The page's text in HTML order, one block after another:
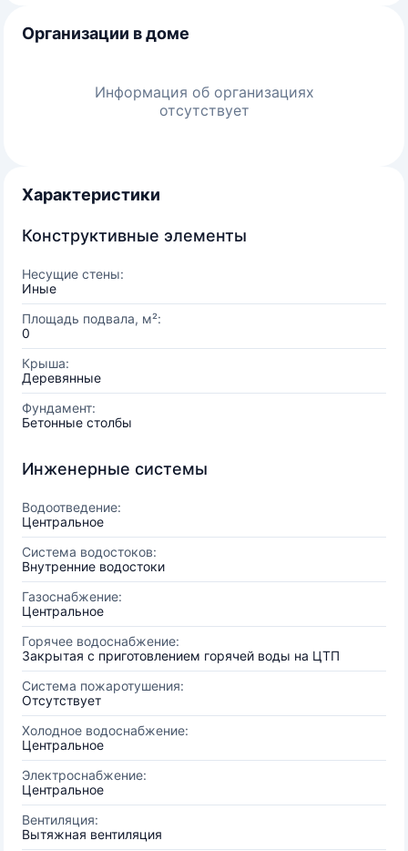
Организации в доме
Информация об организациях
отсутствует
Характеристики
Конструктивные элементы
Несущие стены:
Иные
Площадь подвала, м²:
0
Крыша:
Деревянные
Фундамент:
Бетонные столбы
Инженерные системы
Водоотведение:
Центральное
Система водостоков:
Внутренние водостоки
Газоснабжение:
Центральное
Горячее водоснабжение:
Закрытая с приготовлением горячей воды на ЦТП
Система пожаротушения:
Отсутствует
Холодное водоснабжение:
Центральное
Электроснабжение:
Центральное
Вентиляция:
Вытяжная вентиляция